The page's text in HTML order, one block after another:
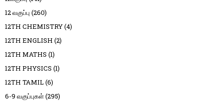
12 வகுப்பு (260)
12TH CHEMISTRY(4)
12TH ENGLISH (2)
12TH MATHS (1)
12TH PHYSICS (1)
12TH TAMIL(6)
6-9 வகுப்புகள்(295)